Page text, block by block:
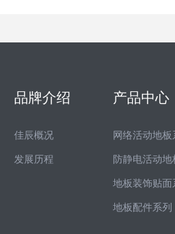
品牌介绍
佳辰概况
发展历程
产品中心
网络活动地板
防静电活动地
地板装饰贴面
地板配件系列